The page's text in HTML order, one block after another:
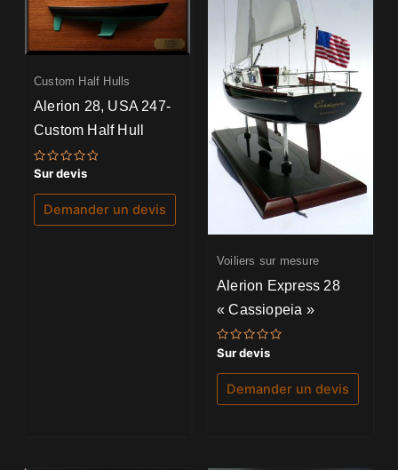
Custom Half Hulls
Alerion 28, USA 247-
Custom Half Hull
Note
0
sur
Sur devis
Demander un devis
Voiliers sur mesure
Alerion Express 28
« Cassiopeia »
Note
0
sur
Sur devis
Demander un devis